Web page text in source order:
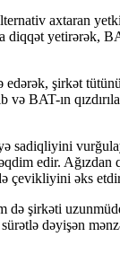
axtaran
yetirərək,
şirkət
BAT-ın
sadiqliyini
edir. Ağızdan
çevikliyini əks
də şirkəti
dəyişən